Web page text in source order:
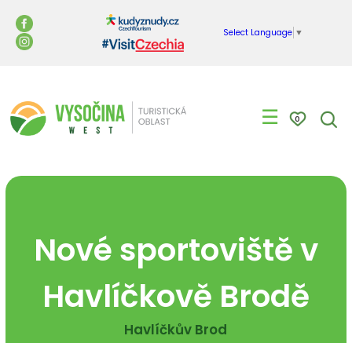
Select Language ▼
☰ 0
Nové sportoviště v
Havlíčkově Brodě
Havlíčkův Brod